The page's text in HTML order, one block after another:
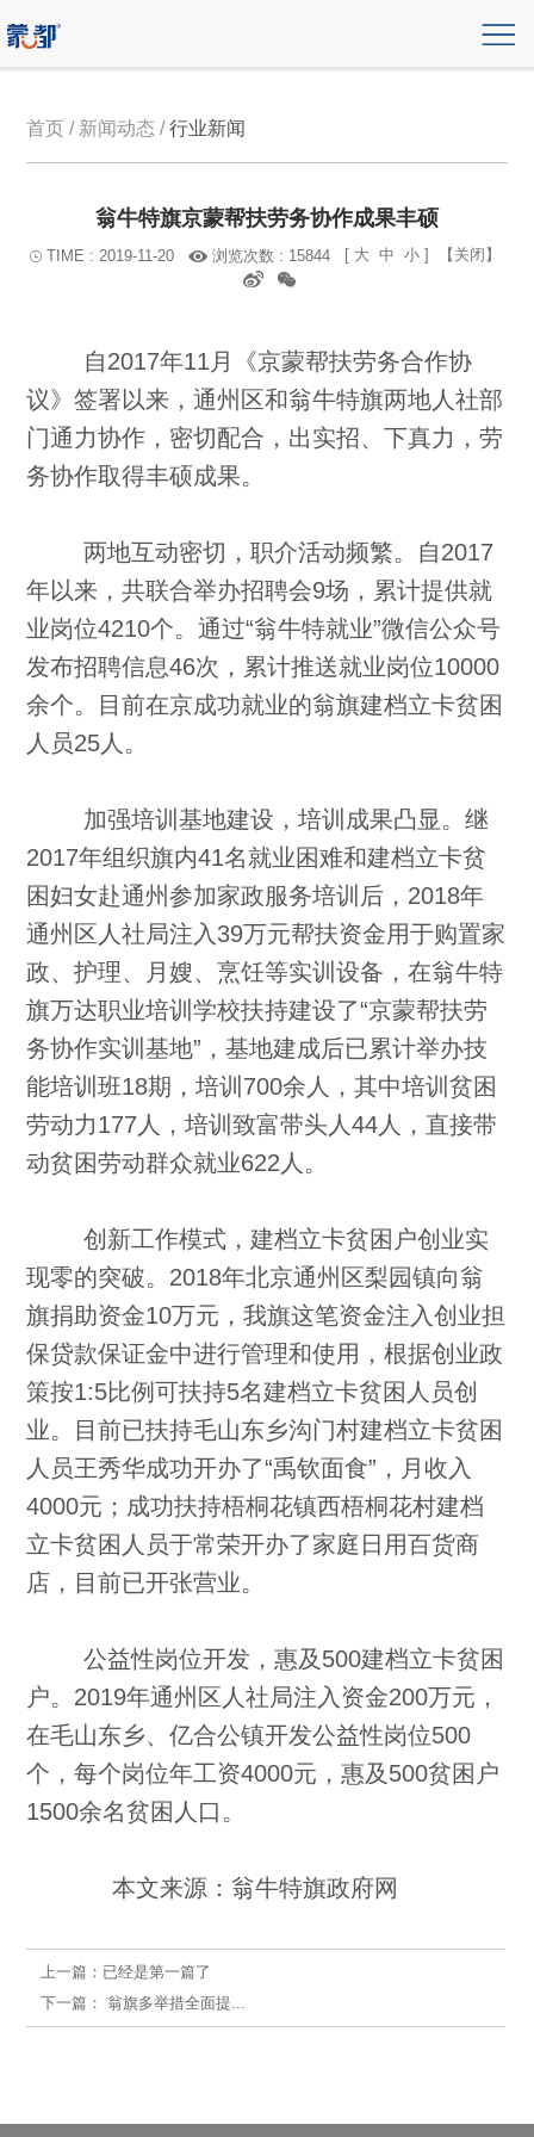
首页 / 新闻动态 /行业新闻
翁牛特旗京蒙帮扶劳务协作成果丰硕
TIME : 2019-11-20 浏览次数 : 15844 [ 大 中 小] 【关闭】
自2017年11月《京蒙帮扶劳务合作协
议》签署以来，通州区和翁牛特旗两地人社部
门通力协作，密切配合，出实招、下真力，劳
务协作取得丰硕成果。
两地互动密切，职介活动频繁。自2017
年以来，共联合举办招聘会9场，累计提供就
业岗位4210个。通过“翁牛特就业”微信公众号
发布招聘信息46次，累计推送就业岗位10000
余个。目前在京成功就业的翁旗建档立卡贫困
人员25人。
加强培训基地建设，培训成果凸显。继
2017年组织旗内41名就业困难和建档立卡贫
困妇女赴通州参加家政服务培训后，2018年
通州区人社局注入39万元帮扶资金用于购置家
政、护理、月嫂、烹饪等实训设备，在翁牛特
旗万达职业培训学校扶持建设了“京蒙帮扶劳
务协作实训基地”，基地建成后已累计举办技
能培训班18期，培训700余人，其中培训贫困
劳动力177人，培训致富带头人44人，直接带
动贫困劳动群众就业622人。
创新工作模式，建档立卡贫困户创业实
现零的突破。2018年北京通州区梨园镇向翁
旗捐助资金10万元，我旗这笔资金注入创业担
保贷款保证金中进行管理和使用，根据创业政
策按1:5比例可扶持5名建档立卡贫困人员创
业。目前已扶持毛山东乡沟门村建档立卡贫困
人员王秀华成功开办了“禹钦面食”，月收入
4000元；成功扶持梧桐花镇西梧桐花村建档
立卡贫困人员于常荣开办了家庭日用百货商
店，目前已开张营业。
公益性岗位开发，惠及500建档立卡贫困
户。2019年通州区人社局注入资金200万元，
在毛山东乡、亿合公镇开发公益性岗位500
个，每个岗位年工资4000元，惠及500贫困户
1500余名贫困人口。
本文来源：翁牛特旗政府网
上一篇： 已经是第一篇了
下一篇： 翁旗多举措全面提...